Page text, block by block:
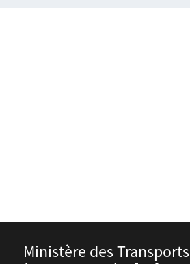
Ministère des Transports